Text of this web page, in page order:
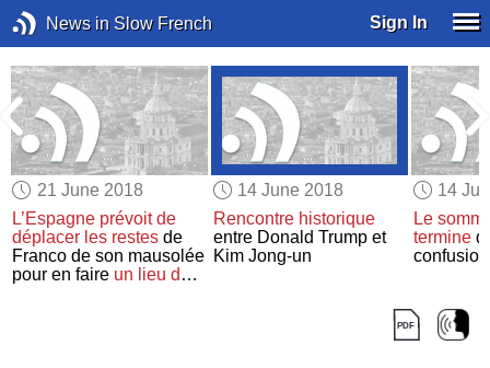
News in Slow French Sign In
21 June 2018
L’Espagne prévoit de
déplacer les restes de
Franco de son mausolée
pour en faire un lieu de
14 June 2018
Rencontre historique
entre Donald Trump et
Kim Jong-un
14
Le
termine
confusion